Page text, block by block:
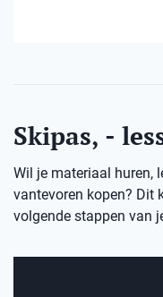
Skipas, -
Wil je materiaal huren,
vantevoren kopen? Dit
volgende stappen van